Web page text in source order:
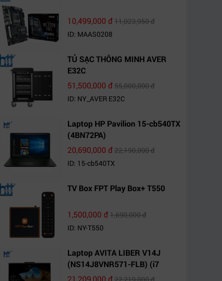
10,499,000 đ11,023,950 đ
ID: MAAS0208
TỦ SẠC THÔNG MINH AVER
E32C
51,500,000 đ55,000,000 đ
ID: NY_AVER E32C
Laptop HP Pavilion 15-cb540TX
(4BN72PA)
20,690,000 đ22,190,000 đ
ID: 15-cb540TX
TV Box FPT Play Box+ T550
1,500,000 đ1,690,000 đ
ID: NY-T550
Laptop AVITA LIBER V14J
(NS14J8VNR571-FLB) (i7
10510U/8GB RAM/1TB
21,209,000 đ